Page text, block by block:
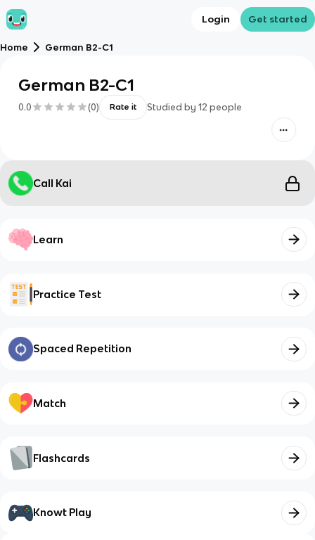
Login Get started
Home German B2-C1
German B2-C1
0.0 (0) Rate it Studied by 12 people
Call Kai
Learn
Practice Test
Spaced Repetition
Match
Flashcards
Knowt Play